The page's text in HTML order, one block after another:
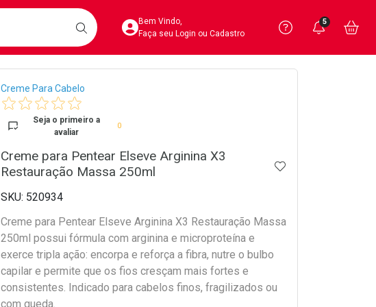
BUSCARAcesse sua Conta
Bem Vindo,
Faça seu Login ou Cadastro
Precisa
Ver Recursos
Você
5
Breadcrumb
Creme Para Cabelo
Seja o primeiro a
avaliar
0
Creme para Pentear Elseve Arginina X3
Restauração Massa 250ml
ADICIONAR AOS
520934
Creme para Pentear Elseve Arginina X3 Restauração Massa
250ml possui fórmula com arginina e microproteína e
exerce tripla ação: encorpa e reforça a fibra, nutre o bulbo
capilar e permite que os fios cresçam mais fortes e
consistentes. Indicado para cabelos finos, fragilizados ou
com queda.